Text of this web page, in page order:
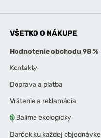
VŠETKO O NÁKUPE
Hodnotenie obchodu 98 %
Kontakty
Doprava a platba
Vrátenie a reklamácia
Balíme ekologicky
Darček ku každej objednávke